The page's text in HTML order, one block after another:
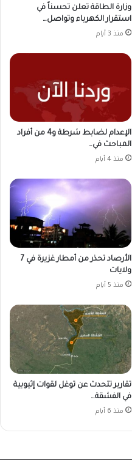
وزارة الطاقة تعلن تحسناً في
استقرار الكهرباء وتواصل…
منذ 3 أيام
الإعدام لضابط شرطة و4 من أفراد
المباحث في…
منذ 4 أيام
الأرصاد تحذر من أمطار غزيرة في 7
ولايات
منذ 5 أيام
تقارير تتحدث عن توغل لقوات إثيوبية
في الفشقة…
منذ 6 أيام